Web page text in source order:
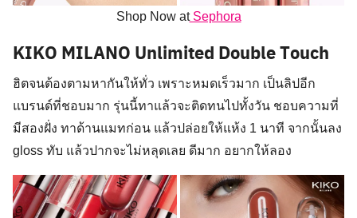
Shop Now atSephora
KIKO MILANO Unlimited Double Touch
ฮิตจนต้องตามหากันให้ทั่ว เพราะหมดเร็วมาก เป็นลิปอีก
แบรนด์ที่ชอบมาก รุ่นนี้ทาแล้วจะติดทนไปทั้งวัน ชอบความที่
มีสองฝั่ง ทาด้านแมทก่อน แล้วปล่อยให้แห้ง 1 นาที จากนั้นลง
gloss ทับ แล้วปากจะไม่หลุดเลย ดีมาก อยากให้ลอง